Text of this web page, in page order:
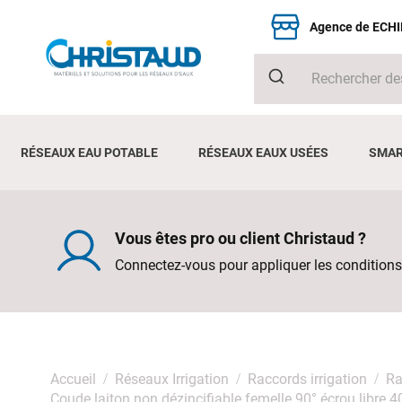
Agence de
RÉSEAUX EAU POTABLE RÉSEAUX EAUX USÉES
Vous êtes pro ou client Christaud ?
Connectez-vous pour appliquer les
Accueil Réseaux Irrigation Raccords irrigation